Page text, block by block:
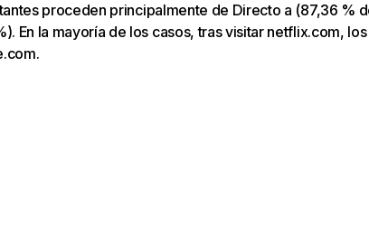
proceden principalmente de Directo a (87,36 %
En la mayoría de los casos, tras visitar netflix.com,